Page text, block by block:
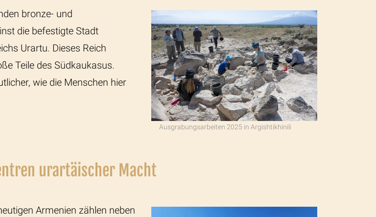
Ausgrabungsarbeiten 2025 in Argishtikhinili
bronze- und
die befestigte Stadt
Urartu. Dieses Reich
Teile des Südkaukasus.
wie die Menschen hier
urartäischer Macht
Armenien zählen neben